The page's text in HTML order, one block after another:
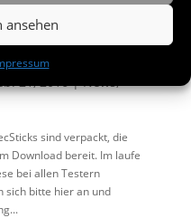
ansehen
21, 2016|News,
sind verpackt, die
Download bereit. Im laufe
bei allen Testern
sich bitte hier an und